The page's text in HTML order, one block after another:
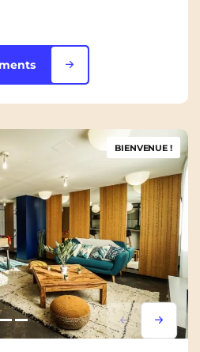
Lorem ipsum
Lorem
BIENVENUE !